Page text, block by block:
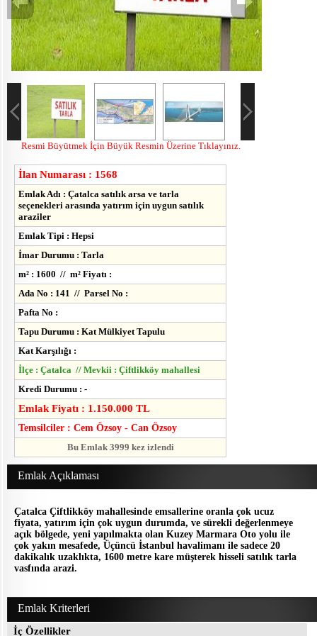
Resmi Büyütmek İçin Büyük Resmin Üzerine Tıklayınız.
İlan Numarası : 1568
Emlak Adı : Çatalca satılık arsa ve tarla
seçenekleri arasında yatırım için uygun satılık
araziler
Emlak Tipi : Hepsi
İmar Durumu : Tarla
m² : 1600 // m² Fiyatı :
Ada No : 141 // Parsel No :
Pafta No :
Tapu Durumu : Kat Mülkiyet Tapulu
Kat Karşılığı :
İlçe : Çatalca // Mevkii : Çiftlikköy mahallesi
Kredi Durumu : -
Emlak Fiyatı : 1.150.000 TL
Temsilciler : Cem Özsoy - Can Özsoy
Bu Emlak 3999 kez izlendi
Emlak Açıklaması
Çatalca Çiftlikköy mahallesinde emsallerine oranla çok ucuz
fiyata, yatırım için çok uygun durumda, ve sürekli değerlenmeye
açık bölgede, yeni yapılmakta olan Kuzey Marmara Oto yolu ile
çok yakın mesafede, Üçüncü İstanbul havalimanı ile sadece 20
dakikalık uzaklıkta, 1600 metre kare müşterek hisseli satılık tarla
vasfında arazi.
Emlak Kriterleri
İç Özellikler